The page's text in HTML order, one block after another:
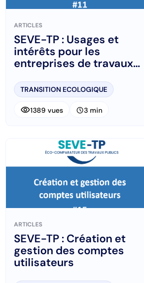
ARTICLES
SEVE-TP : Usages et
intérêts pour les
entreprises de travaux
TRANSITION ECOLOGIQUE
visibility1389 vues schedule3 min
ARTICLES
SEVE-TP : Création et
gestion des comptes
utilisateurs